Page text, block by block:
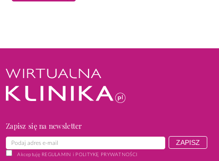
Zapisz się na newsletter
Akceptuję REGULAMIN i POLITYKĘ PRYWATNOŚCI